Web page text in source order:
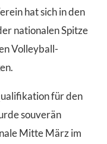
hat sich in den
nationalen Spitze
Volleyball-
für den
souverän
Mitte März im